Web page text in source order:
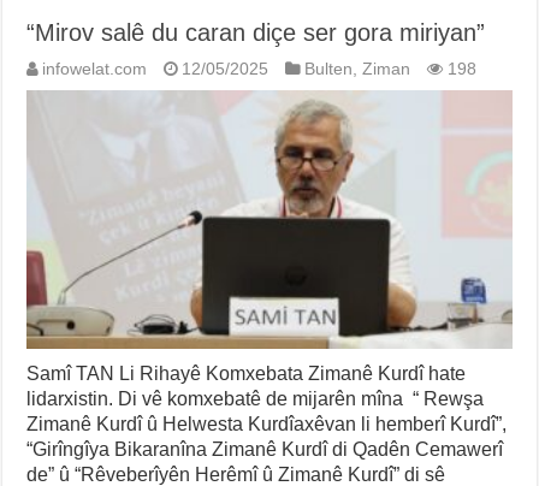
“Mirov salê du caran diçe ser gora miriyan”
infowelat.com 12/05/2025 Bulten ,Ziman 198
Samî TAN Li Rihayê Komxebata Zimanê Kurdî hate
lidarxistin. Di vê komxebatê de mijarên mîna “ Rewşa
Zimanê Kurdî û Helwesta Kurdîaxêvan li hemberî Kurdî”,
“Girîngîya Bikaranîna Zimanê Kurdî di Qadên Cemawerî
de” û “Rêveberîyên Herêmî û Zimanê Kurdî” di sê